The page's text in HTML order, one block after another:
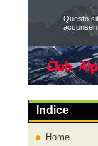
Indice
Home
Questo